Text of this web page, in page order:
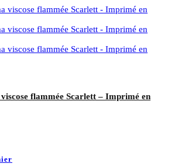
flammée Scarlett – Imprimé en